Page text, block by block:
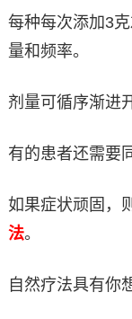
每种每次添加3
量和频率。
剂量可循序渐进
有的患者还需要
如果症状顽固，
法。
自然疗法具有你